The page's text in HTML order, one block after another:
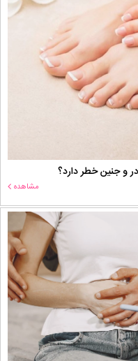
و جنین خطر دارد؟
مشاهده